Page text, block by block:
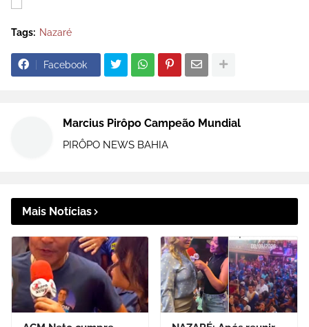
Tags: Nazaré
Facebook
Marcius Pirôpo Campeão Mundial
PIRÔPO NEWS BAHIA
Mais Notícias